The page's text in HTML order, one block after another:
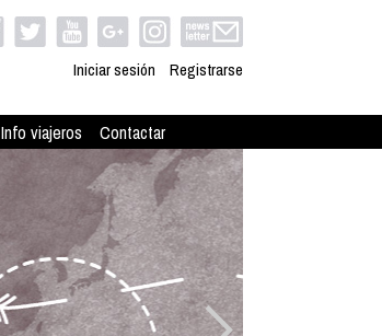
Iniciar sesión Registrarse
Info viajeros Contactar